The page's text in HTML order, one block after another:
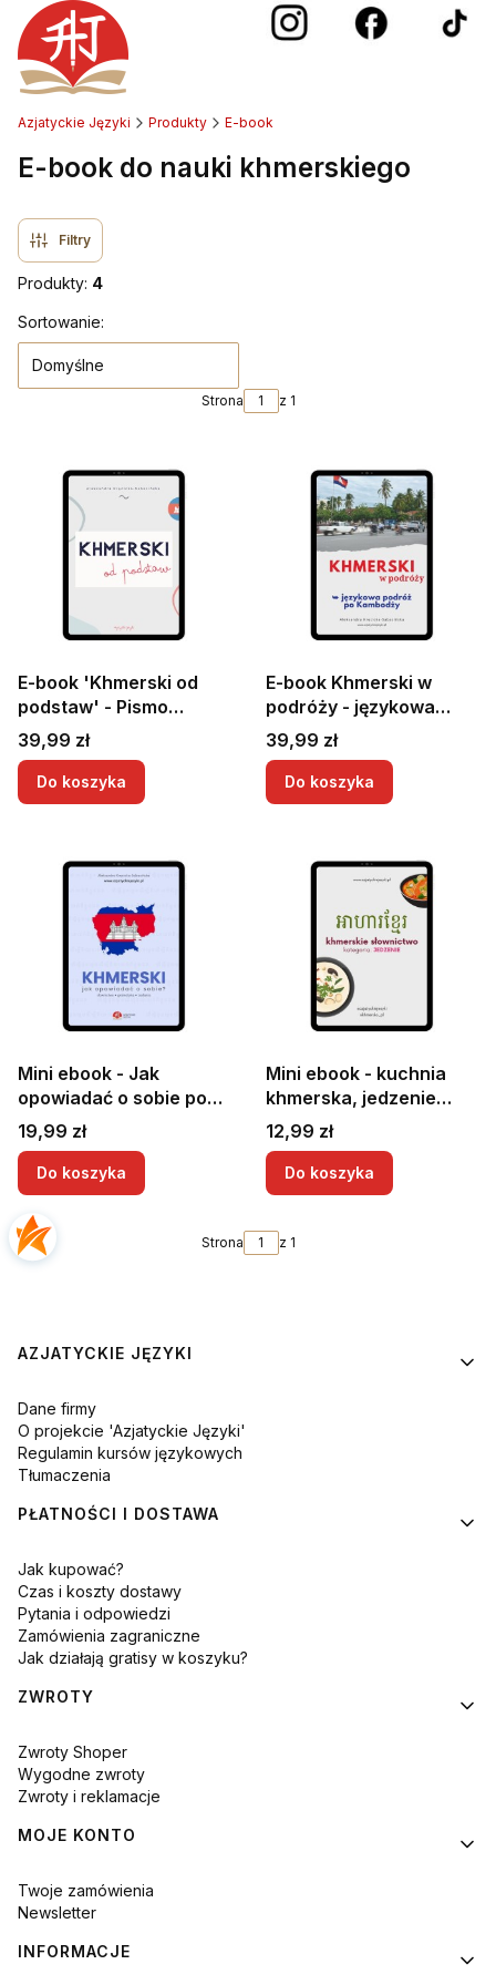
Azjatyckie Języki Produkty E-book
E-book do nauki khmerskiego
Filtry
Produkty: 4
Lista produktów
Sortowanie:
Domyślne
Strona z 1
E-book 'Khmerski od
podstaw' - Pismo
khmerskie | Nauka
khmerskiego od
podstaw | Khmerski dla
początkujących
Cena
39,99 zł
Do koszyka
E-book Khmerski w
podróży - językowa
podróż po Kambodży |
E-book do nauki
khmerskiego
Cena
39,99 zł
Do koszyka
Mini ebook - Jak
opowiadać o sobie po
khmersku | Khmerski
dla początkujących |
Khmerski podstawowe
zwroty
Cena
19,99 zł
Do koszyka
Mini ebook - kuchnia
khmerska, jedzenie
khmerskie, słownictwo
+ zwroty | Khmerskie
słówka | Słownictwo
khmerskie
Cena
12,99 zł
Do koszyka
Strona z 1
Linki w stopce
AZJATYCKIE JĘZYKI
Dane firmy
O projekcie 'Azjatyckie Języki'
Regulamin kursów językowych
Tłumaczenia
PŁATNOŚCI I DOSTAWA
Jak kupować?
Czas i koszty dostawy
Pytania i odpowiedzi
Zamówienia zagraniczne
Jak działają gratisy w koszyku?
ZWROTY
Zwroty Shoper
Wygodne zwroty
Zwroty i reklamacje
MOJE KONTO
Twoje zamówienia
Newsletter
INFORMACJE